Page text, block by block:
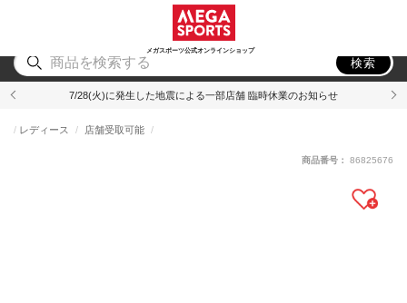
メガスポーツ公式オンラインショップ
アウトドア
検索
7/28(火)に発生した地震による一部店舗 臨時休業のお知らせ
レディース 店舗受取可能
商品番号： 86825676